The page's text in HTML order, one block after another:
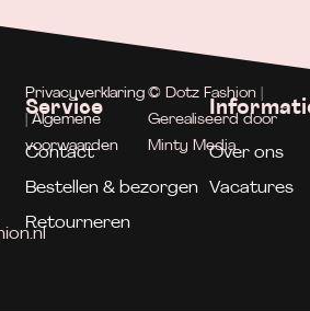
Service
Contact
Bestellen & bezorgen
Retourneren
Over ons
Vacatures
Privacyverklaring
| Algemene
voorwaarden
© Dotz Fashion |
Gerealiseerd door
Minty Media